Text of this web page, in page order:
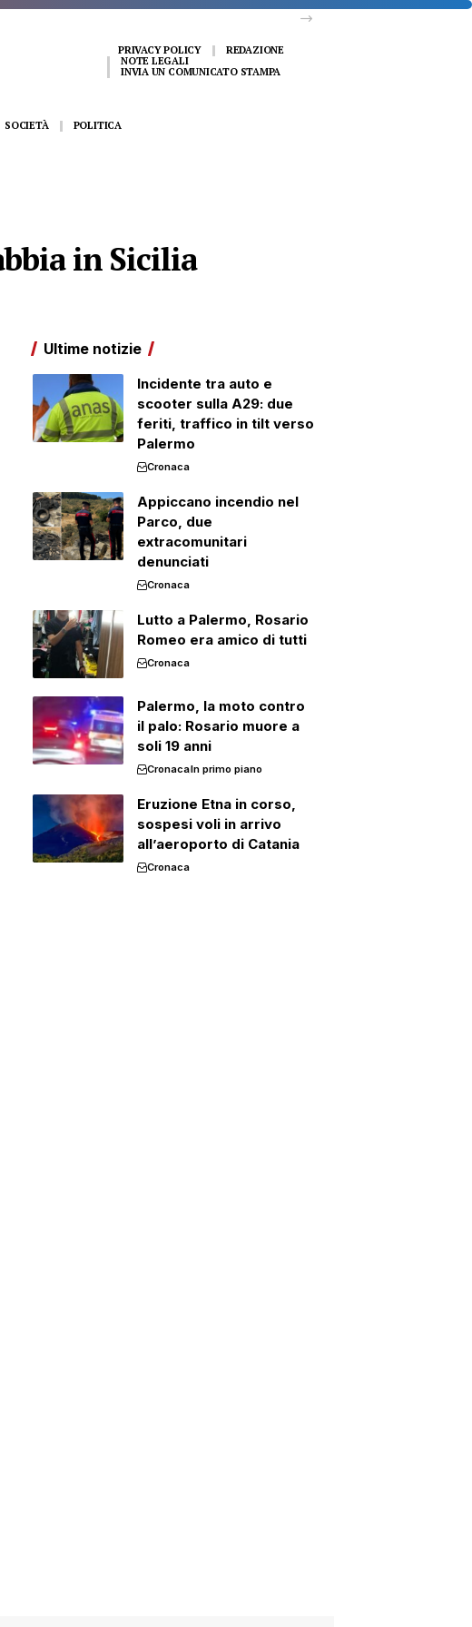
PRIVACY POLICY
REDAZIONE
NOTE LEGALI
INVIA UN COMUNICATO STAMPA
SOCIETÀ POLITICA
in Sicilia
Ultime notizie
Incidente tra auto e
scooter sulla A29: due
feriti, traffico in tilt verso
Palermo
Cronaca
Appiccano incendio nel
Parco, due
extracomunitari
denunciati
Cronaca
Lutto a Palermo, Rosario
Romeo era amico di tutti
Cronaca
Palermo, la moto contro
il palo: Rosario muore a
soli 19 anni
CronacaIn primo piano
Eruzione Etna in corso,
sospesi voli in arrivo
all’aeroporto di Catania
Cronaca